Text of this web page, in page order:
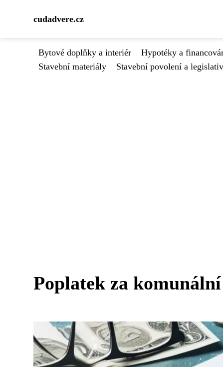
cudadvere.cz
Bytové doplňky a interiér Hypotéky a
Stavební materiály
Stavební povolení a
Poplatek za